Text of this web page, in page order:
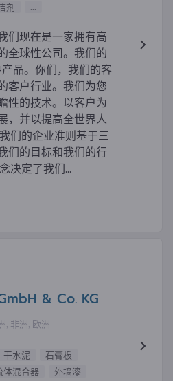
剂 ...
们现在是一家拥有高
全球性公司。我们的
品。你们，我们的客
客户行业。我们为您
性的技术。以客户为
，并以提高全世界人
们的企业准则基于三
们的目标和我们的行
决定了我们...
& Co. KG
, 非洲, 欧洲
干水泥
石膏板
体混合器
外墙漆